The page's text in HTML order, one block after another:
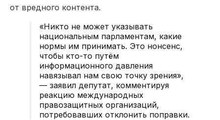
от вредного контента.
«Никто не может указывать
национальным парламентам, какие
нормы им принимать. Это нонсенс,
чтобы кто-то путём
информационного давления
навязывал нам свою точку зрения»,
— заявил депутат, комментируя
реакцию международных
правозащитных организаций,
потребовавших отклонить поправки.